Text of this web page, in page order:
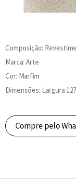
Composição:
Marca: Arte
Cor: Marfim
Dimensões: Largura
Compre pelo